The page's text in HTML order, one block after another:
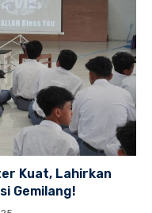
Kuat, Lahirkan
Gemilang!